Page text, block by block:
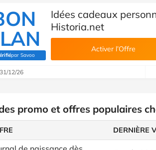
par Savoo
(Vérifié par Savoo)
Idées cadeaux
Historia.net
Activer l’Offre
12/26
promo et offres populaires
DERNIÈRE